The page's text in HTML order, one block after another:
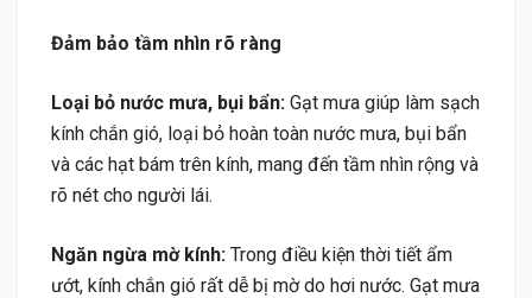
Đảm bảo tầm nhìn rõ ràng
Loại bỏ nước mưa, bụi bẩn: Gạt mưa giúp làm sạch
kính chắn gió, loại bỏ hoàn toàn nước mưa, bụi bẩn
và các hạt bám trên kính, mang đến tầm nhìn rộng và
rõ nét cho người lái.
Ngăn ngừa mờ kính: Trong điều kiện thời tiết ẩm
ướt, kính chắn gió rất dễ bị mờ do hơi nước. Gạt mưa